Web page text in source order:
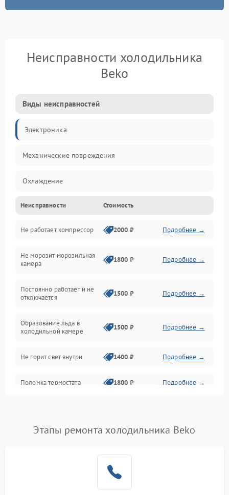
Неисправности холодильника
Beko
Виды неисправностей
Электроника
Механические повреждения
Охлаждение
Механика
Электропитание
Дренаж
Неисправности Стоимость
Не работает компрессор 2000 ₽ Подробнее →
Не морозит морозильная
камера
1800 ₽ Подробнее →
Постоянно работает и не
отключается
1500 ₽ Подробнее →
Образование льда в
холодильной камере
1500 ₽ Подробнее →
Не горит свет внутри 1400 ₽ Подробнее →
Поломка термостата 1800 ₽ Подробнее →
Поломка системы No Frost 2600 ₽ Подробнее →
Этапы ремонта холодильника Beko